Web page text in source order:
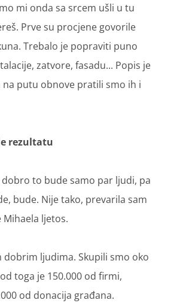
mi onda sa srcem ušli u tu
Prve su procjene govorile
Trebalo je popraviti puno
zatvore, fasadu... Popis je
na putu obnove pratili smo ih i
rezultatu
dobro to bude samo par ljudi, pa
bude. Nije tako, prevarila sam
Mihaela ljetos.
dobrim ljudima. Skupili smo oko
toga je 150.000 od firmi,
od donacija građana.